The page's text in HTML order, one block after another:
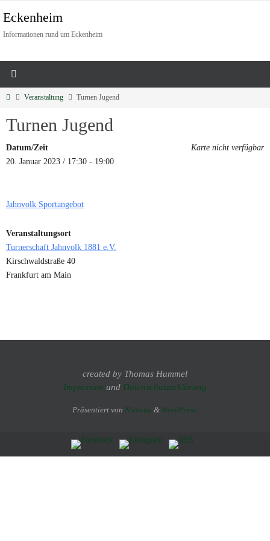
Eckenheim
Informationen rund um Eckenheim
Veranstaltung Turnen Jugend
Turnen Jugend
Karte nicht verfügbar
Datum/Zeit
20. Januar 2023 / 17:30 - 19:00
Jahnvolk Sportangebot
Veranstaltungsort
Turnerschaft Jahnvolk 1881 e.V.
Kirschwaldstraße 40
Frankfurt am Main
created by Thomas Hummel
Impressum und Datenschutzerklärung
Präsentiert von Nirvana & WordPress.